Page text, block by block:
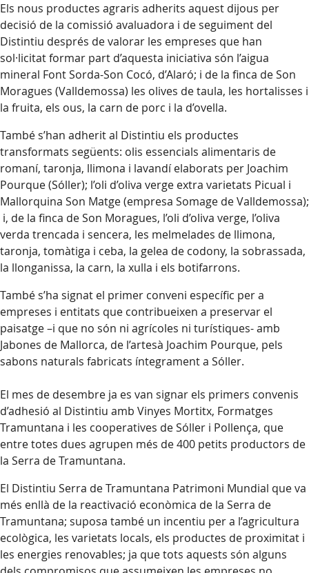
Els nous productes agraris adherits aquest dijous per
decisió de la comissió avaluadora i de seguiment del
Distintiu després de valorar les empreses que han
sol·licitat formar part d’aquesta iniciativa són l’aigua
mineral Font Sorda-Son Cocó, d’Alaró; i de la finca de Son
Moragues (Valldemossa) les olives de taula, les hortalisses i
la fruita, els ous, la carn de porc i la d’ovella.
També s’han adherit al Distintiu els productes
transformats següents: olis essencials alimentaris de
romaní, taronja, llimona i lavandí elaborats per Joachim
Pourque (Sóller); l’oli d’oliva verge extra varietats Picual i
Mallorquina Son Matge (empresa Somage de Valldemossa);
i, de la finca de Son Moragues, l’oli d’oliva verge, l’oliva
verda trencada i sencera, les melmelades de llimona,
taronja, tomàtiga i ceba, la gelea de codony, la sobrassada,
la llonganissa, la carn, la xulla i els botifarrons.
També s’ha signat el primer conveni específic per a
empreses i entitats que contribueixen a preservar el
paisatge –i que no són ni agrícoles ni turístiques- amb
Jabones de Mallorca, de l’artesà Joachim Pourque, pels
sabons naturals fabricats íntegrament a Sóller.
El mes de desembre ja es van signar els primers convenis
d’adhesió al Distintiu amb Vinyes Mortitx, Formatges
Tramuntana i les cooperatives de Sóller i Pollença, que
entre totes dues agrupen més de 400 petits productors de
la Serra de Tramuntana.
El Distintiu Serra de Tramuntana Patrimoni Mundial que va
més enllà de la reactivació econòmica de la Serra de
Tramuntana; suposa també un incentiu per a l’agricultura
ecològica, les varietats locals, els productes de proximitat i
les energies renovables; ja que tots aquests són alguns